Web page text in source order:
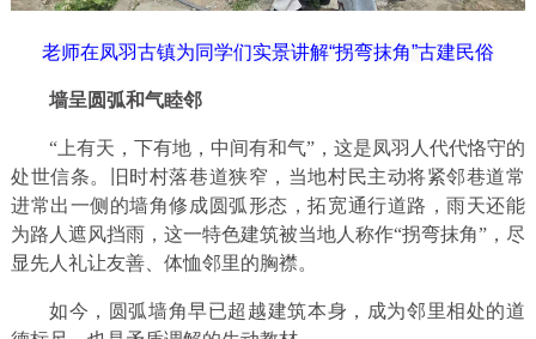
老师在凤羽古镇为同学们实景讲解“拐弯抹角”古建民俗
墙呈圆弧和气睦邻
“上有天，下有地，中间有和气”，这是凤羽人代代恪守的
处世信条。旧时村落巷道狭窄，当地村民主动将紧邻巷道常
进常出一侧的墙角修成圆弧形态，拓宽通行道路，雨天还能
为路人遮风挡雨，这一特色建筑被当地人称作“拐弯抹角”，尽
显先人礼让友善、体恤邻里的胸襟。
如今，圆弧墙角早已超越建筑本身，成为邻里相处的道